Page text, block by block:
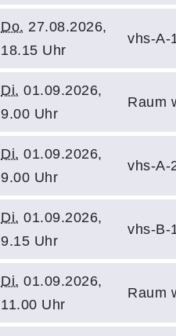
Do. 27.08.2026,
18.15 Uhr
vhs-A-
Di. 01.09.2026,
9.00 Uhr
Raum
Di. 01.09.2026,
9.00 Uhr
vhs-A-
Di. 01.09.2026,
9.15 Uhr
vhs-B-
Di. 01.09.2026,
11.00 Uhr
Raum